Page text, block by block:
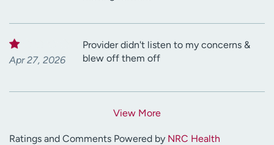
Apr 27, 2026
Provider didn't listen to my concerns &
blew off them off
View More
Ratings and Comments Powered by NRC Health